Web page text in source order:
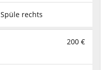
Spüle rechts
200 €